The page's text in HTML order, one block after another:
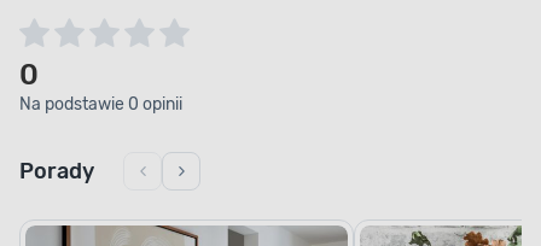
0
Na podstawie 0 opinii
Porady